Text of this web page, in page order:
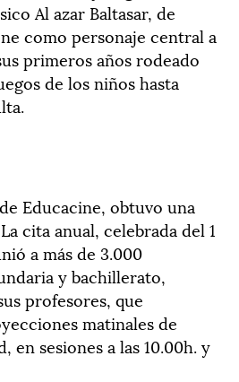
Al azar Baltasar, de
como personaje central a
primeros años rodeado
de los niños hasta
Educacine, obtuvo una
cita anual, celebrada del 1
a más de 3.000
y bachillerato,
profesores, que
matinales de
en sesiones a las 10.00h. y